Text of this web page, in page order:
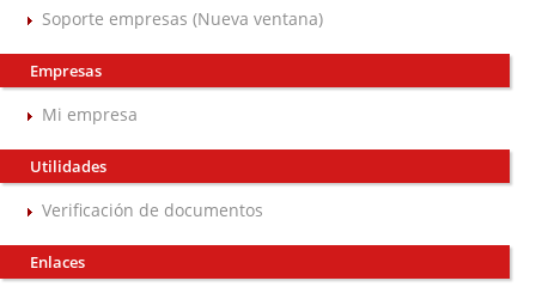
Soporte empresas (Nueva ventana)
Empresas
Mi empresa
Utilidades
Verificación de documentos
Enlaces